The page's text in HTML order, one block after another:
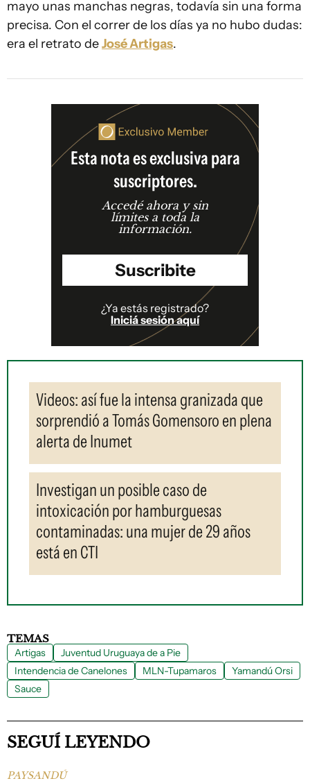
mayo unas manchas negras, todavía sin una forma
precisa. Con el correr de los días ya no hubo dudas:
era el retrato deJosé Artigas.
Esta nota es exclusiva para
suscriptores.
Accedé ahora y sin
límites a toda la
información.
Suscribite
¿Ya estás registrado?
Iniciá sesión aquí
Videos: así fue la intensa granizada que
sorprendió a Tomás Gomensoro en plena
alerta de Inumet
Investigan un posible caso de
intoxicación por hamburguesas
contaminadas: una mujer de 29 años
está en CTI
TEMAS
Artigas
Juventud Uruguaya de a Pie
Intendencia de Canelones
MLN-Tupamaros
Yamandú Orsi
Sauce
SEGUÍ LEYENDO
PAYSANDÚ